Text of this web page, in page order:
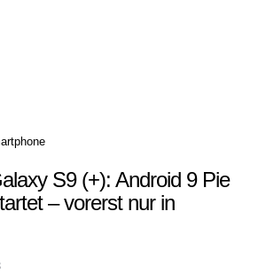
S9 (+): Android 9 Pie
– vorerst nur in